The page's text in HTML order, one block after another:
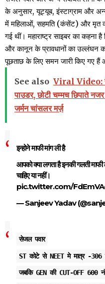
के अनुसार, यूट्यूब, इंस्टाग्राम और अन्य
में महिलाओं, सहमति (कंसेंट) और मृत
गई थीं। महाराष्ट्र साइबर का कहना
और कानून के प्रावधानों का उल्लंघन
पूछताछ के लिए समन जारी किए गए हैं
See also Viral Video:
पाउडर, छोटी चम्मच छिपाते
जर्मन चांसलर मर्ज़
इन्होने माफी मांग ली है
आपको क्या लगता है इनकी गलती
चाहिए या नहीं।
pic.twitter.com/
— Sanjeev Yadav
सेजल पवार
ST कोटे से NEET मे मात्र -
जबकि GEN की CUT-OFF 600